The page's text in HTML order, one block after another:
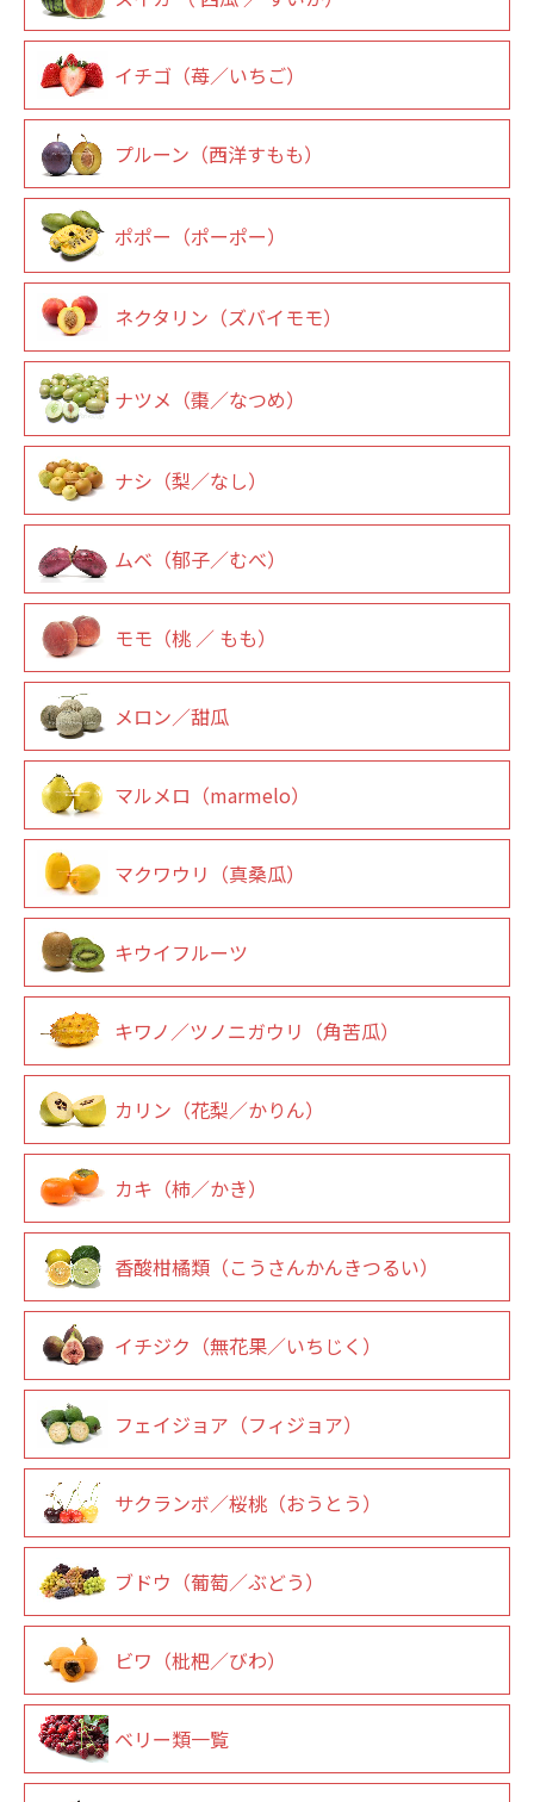
イチゴ（苺／いちご）
プルーン（西洋すもも）
ポポー（ポーポー）
ネクタリン（ズバイモモ）
ナツメ（棗／なつめ）
ナシ（梨／なし）
ムベ（郁子／むべ）
モモ（桃 ／ もも）
メロン／甜瓜
マルメロ（marmelo）
マクワウリ（真桑瓜）
キウイフルーツ
キワノ／ツノニガウリ（角苦瓜）
カリン（花梨／かりん）
カキ（柿／かき）
香酸柑橘類（こうさんかんきつるい）
イチジク（無花果／いちじく）
フェイジョア（フィジョア）
サクランボ／桜桃（おうとう）
ブドウ（葡萄／ぶどう）
ビワ（枇杷／びわ）
ベリー類一覧